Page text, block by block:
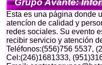
Grupo Avante:
Esta es una página donde
atencíon de calidad y
redes sociales. Su evento
recibir servicio y atención
Teléfonos:(556)756 5537,
Cel:(246)1681333,